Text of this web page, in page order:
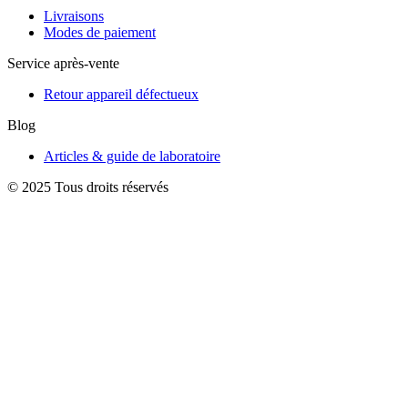
Livraisons
Modes de paiement
Service après-vente
Retour appareil défectueux
Blog
Articles & guide de laboratoire
© 2025 Tous droits réservés